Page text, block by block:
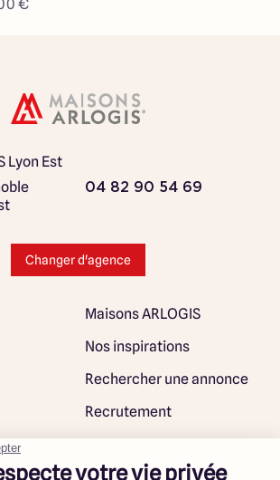
€
Lyon Est
04 82 90 54 69
Changer d'agence
Maisons ARLOGIS
Nos inspirations
Rechercher une annonce
Recrutement